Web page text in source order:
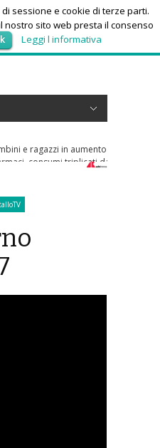
venerdì 7, Agosto 2026
in aumento uso
triplicati dal 2016
sessione e cookie di terze parti.
sito web presta il consenso
Leggi l informativa